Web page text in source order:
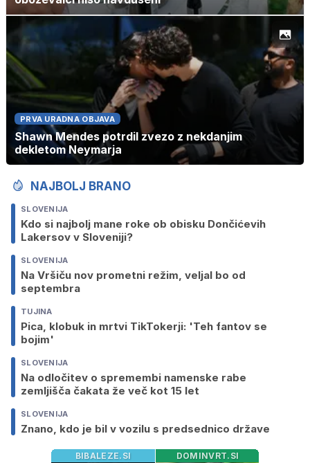
PRVA URADNA OBJAVA
Shawn Mendes potrdil zvezo z nekdanjim
dekletom Neymarja
NAJBOLJ BRANO
SLOVENIJA
Kdo si najbolj mane roke ob obisku Dončićevih
Lakersov v Sloveniji?
SLOVENIJA
Na Vršiču nov prometni režim, veljal bo od
septembra
TUJINA
Pica, klobuk in mrtvi TikTokerji: 'Teh fantov se
bojim'
SLOVENIJA
Na odločitev o spremembi namenske rabe
zemljišča čakata že več kot 15 let
SLOVENIJA
Znano, kdo je bil v vozilu s predsednico države
BIBALEZE.SI DOMINVRT.SI